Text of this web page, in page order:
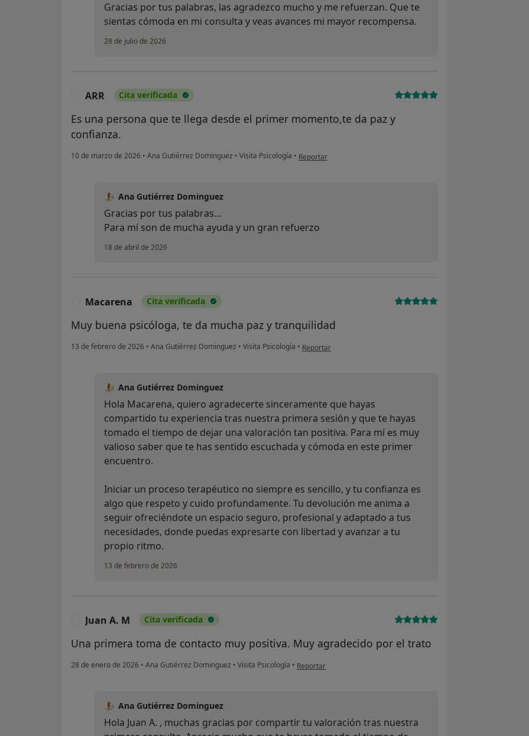
Gracias por tus palabras, las agradezco mucho y me refuerzan. Que te
sientas cómoda en mi consulta y veas avances mi mayor recompensa.
28 de julio de 2026
ARR Cita verificada
Es una persona que te llega desde el primer momento,te da paz y
confianza.
10 de marzo de 2026 • Ana Gutiérrez Dominguez • Visita Psicología • en opinión del usuario ARR
Reportar
Ana Gutiérrez Dominguez
Gracias por tus palabras…
Para mí son de mucha ayuda y un gran refuerzo
18 de abril de 2026
Macarena Cita verificada
Muy buena psicóloga, te da mucha paz y tranquilidad
13 de febrero de 2026 • Ana Gutiérrez Dominguez • Visita Psicología • en opinión del usuario Macarena
Reportar
Ana Gutiérrez Dominguez
Hola Macarena, quiero agradecerte sinceramente que hayas
compartido tu experiencia tras nuestra primera sesión y que te hayas
tomado el tiempo de dejar una valoración tan positiva. Para mí es muy
valioso saber que te has sentido escuchada y cómoda en este primer
encuentro.
Iniciar un proceso terapéutico no siempre es sencillo, y tu confianza es
algo que respeto y cuido profundamente. Tu devolución me anima a
seguir ofreciéndote un espacio seguro, profesional y adaptado a tus
necesidades, donde puedas expresarte con libertad y avanzar a tu
propio ritmo.
13 de febrero de 2026
Juan A. M Cita verificada
Una primera toma de contacto muy positiva. Muy agradecido por el trato
28 de enero de 2026 • Ana Gutiérrez Dominguez • Visita Psicología • en opinión del usuario Juan A. M
Reportar
Ana Gutiérrez Dominguez
Hola Juan A. , muchas gracias por compartir tu valoración tras nuestra